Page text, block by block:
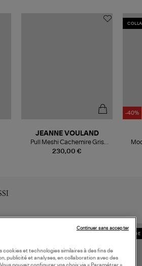
230,00 €
JEANNE VOULAND
Pull Meshi Cachemire Gris
Clair
-40%
cookies et technologies similaires à des fins de
publicité et analyses, en collaboration avec des
Continuer sans accepter